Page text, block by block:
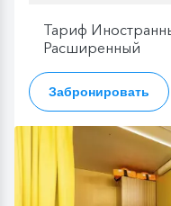
Тариф
Расширенный
Забронировать